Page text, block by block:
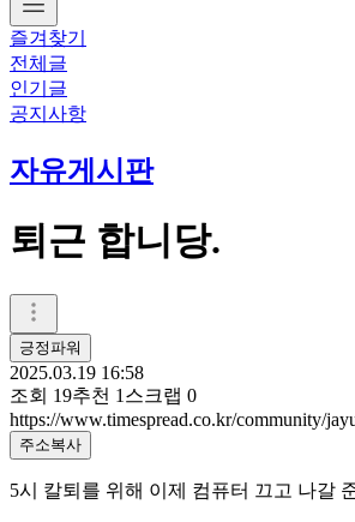
즐겨찾기
전체글
인기글
공지사항
자유게시판
퇴근 합니당.
긍정파워
2025.03.19 16:58
조회 19추천 1 스크랩 0
https://www.timespread.co.kr/community/
주소복사
5시 칼퇴를 위해 이제 컴퓨터 끄고 나갈